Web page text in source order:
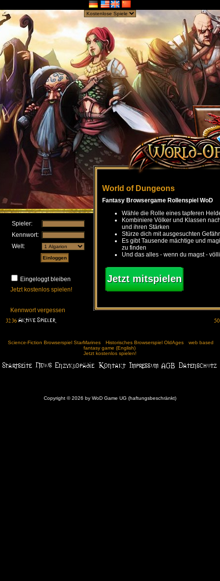
Spieler:
Kennwort:
Welt:
Eingeloggt bleiben
Jetzt kostenlos spielen!
Kennwort vergessen
World of Dungeons
Fantasy Browsergame Rollenspiel WoD
Wähle die Rolle eines tapferen
Kombiniere Völker und Klassen
und ihren Stärken
Stürze dich mit ausgesuchten
Es gibt Tausende mächtige und
zu finden
Und das alles - wenn du magst -
Jetzt mitspielen
Science-Fiction Browserspiel StarMarines Historisches Browserspiel OldAges
web based
fantasy game (English)
Jetzt kostenlos spielen!
Copyright © 2026 by WoD Game UG (haftungsbeschränkt)